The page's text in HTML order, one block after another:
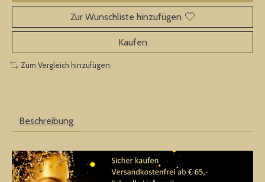
Zur Wunschliste hinzufügen
Kaufen
Zum Vergleich hinzufügen
Beschreibung